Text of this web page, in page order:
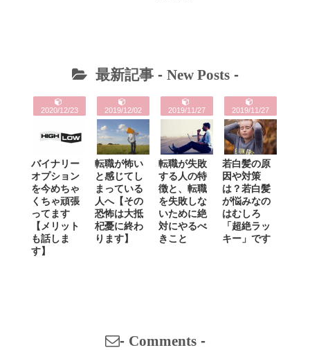
最新記事 - New Posts-
2020/12/23
バイナリー
オプション
を今めちゃ
くちゃ頑張
ってます
【メリット
も話しま
す】
2019/12/02
転職が怖い
と感じてし
まっている
人へ【その
恐怖は大抵
杞憂に終わ
ります】
2019/11/27
転職が失敗
する人の特
徴と、転職
を失敗しな
いために絶
対にやるべ
きこと
2019/11/27
若白髪の原
因や対策
は？若白髪
が悩みなの
はむしろ
「超絶ラッ
キー」です
- Comments-